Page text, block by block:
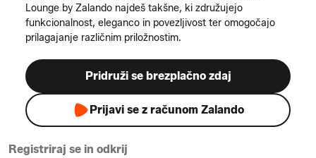
Lounge by Zalando najdeš takšne, ki združujejo
funkcionalnost, eleganco in povezljivost ter omogočajo
prilagajanje različnim priložnostim.
Pridruži se brezplačno zdaj
Prijavi se z računom Zalando
Registriraj se in odkrij